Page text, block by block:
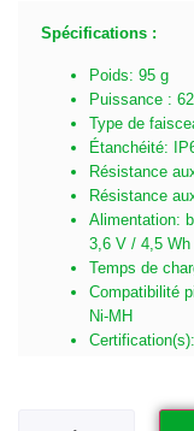
Spécifications :
Poids: 95 g
Puissance :
Type de
Étanchéité:
Résistance
Résistance
Alimentation:
3,6 V / 4,5 Wh
Temps de
Compatibilité
Ni-MH